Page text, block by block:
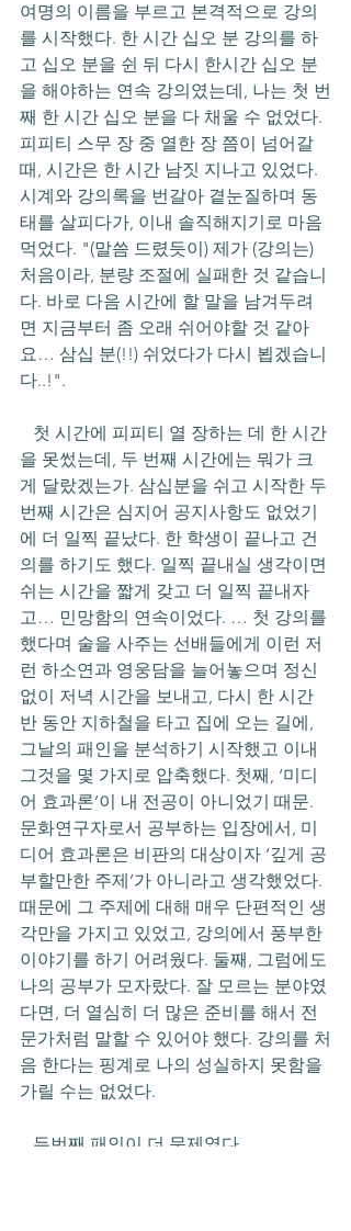
여명의 이름을 부르고 본격적으로 강의
를 시작했다. 한 시간 십오 분 강의를 하
고 십오 분을 쉰 뒤 다시 한시간 십오 분
을 해야하는 연속 강의였는데, 나는 첫 번
째 한 시간 십오 분을 다 채울 수 없었다.
피피티 스무 장 중 열한 장 쯤이 넘어갈
때, 시간은 한 시간 남짓 지나고 있었다.
시계와 강의록을 번갈아 곁눈질하며 동
태를 살피다가, 이내 솔직해지기로 마음
먹었다. "(말씀 드렸듯이) 제가 (강의는)
처음이라, 분량 조절에 실패한 것 같습니
다. 바로 다음 시간에 할 말을 남겨두려
면 지금부터 좀 오래 쉬어야할 것 같아
요… 삼십 분(!!) 쉬었다가 다시 뵙겠습니
다..!".
을 못썼는데, 두 번째 시간에는 뭐가 크
게 달랐겠는가. 삼십분을 쉬고 시작한 두
번째 시간은 심지어 공지사항도 없었기
에 더 일찍 끝났다. 한 학생이 끝나고 건
의를 하기도 했다. 일찍 끝내실 생각이면
쉬는 시간을 짧게 갖고 더 일찍 끝내자
고… 민망함의 연속이었다. … 첫 강의를
했다며 술을 사주는 선배들에게 이런 저
런 하소연과 영웅담을 늘어놓으며 정신
없이 저녁 시간을 보내고, 다시 한 시간
반 동안 지하철을 타고 집에 오는 길에,
그날의 패인을 분석하기 시작했고 이내
그것을 몇 가지로 압축했다. 첫째, ‘미디
어 효과론’이 내 전공이 아니었기 때문.
문화연구자로서 공부하는 입장에서, 미
디어 효과론은 비판의 대상이자 ‘깊게 공
부할만한 주제’가 아니라고 생각했었다.
때문에 그 주제에 대해 매우 단편적인 생
각만을 가지고 있었고, 강의에서 풍부한
이야기를 하기 어려웠다. 둘째, 그럼에도
나의 공부가 모자랐다. 잘 모르는 분야였
다면, 더 열심히 더 많은 준비를 해서 전
문가처럼 말할 수 있어야 했다. 강의를 처
음 한다는 핑계로 나의 성실하지 못함을
가릴 수는 없었다.
   두번째 패인이 더 문제였다.